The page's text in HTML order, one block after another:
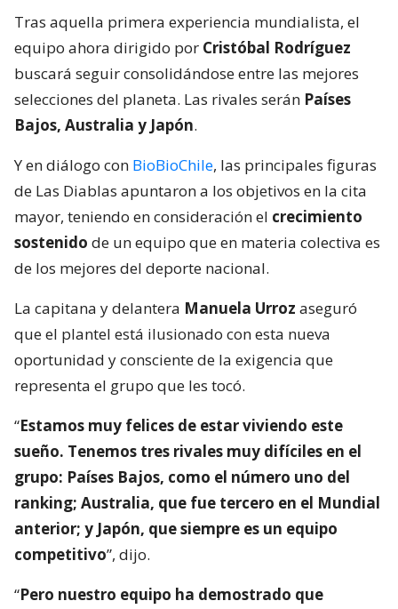
Tras aquella primera experiencia mundialista, el
equipo ahora dirigido por Cristóbal Rodríguez
buscará seguir consolidándose entre las mejores
selecciones del planeta. Las rivales serán Países
Bajos, Australia y Japón.
Y en diálogo con BioBioChile, las principales figuras
de Las Diablas apuntaron a los objetivos en la cita
mayor, teniendo en consideración el crecimiento
sostenido de un equipo que en materia colectiva es
de los mejores del deporte nacional.
La capitana y delantera Manuela Urroz aseguró
que el plantel está ilusionado con esta nueva
oportunidad y consciente de la exigencia que
representa el grupo que les tocó.
“Estamos muy felices de estar viviendo este
sueño. Tenemos tres rivales muy difíciles en el
grupo: Países Bajos, como el número uno del
ranking; Australia, que fue tercero en el Mundial
anterior; y Japón, que siempre es un equipo
competitivo”, dijo.
“Pero nuestro equipo ha demostrado que